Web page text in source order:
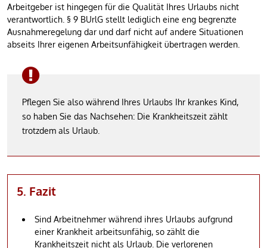
Arbeitgeber ist hingegen für die Qualität Ihres Urlaubs nicht
verantwortlich. § 9 BUrlG stellt lediglich eine eng begrenzte
Ausnahmeregelung dar und darf nicht auf andere Situationen
abseits Ihrer eigenen Arbeitsunfähigkeit übertragen werden.
Pflegen Sie also während Ihres Urlaubs Ihr krankes Kind,
so haben Sie das Nachsehen: Die Krankheitszeit zählt
trotzdem als Urlaub.
5. Fazit
Sind Arbeitnehmer während ihres Urlaubs aufgrund
einer Krankheit arbeitsunfähig, so zählt die
Krankheitszeit nicht als Urlaub. Die verlorenen